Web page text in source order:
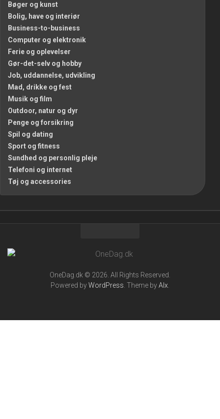
Bøger og kunst
Bolig, have og interiør
Business-to-business
Computer og elektronik
Ferie og oplevelser
Gør-det-selv og hobby
Job, uddannelse, udvikling
Mad, drikke og fest
Musik og film
Outdoor, natur og dyr
Penge og forsikring
Spil og dating
Sport og fitness
Sundhed og personlig pleje
Telefoni og internet
Tøj og accessories
OneDag.dk © 2026. All Rights Reserved.
Powered byWordPress . Theme byAlx